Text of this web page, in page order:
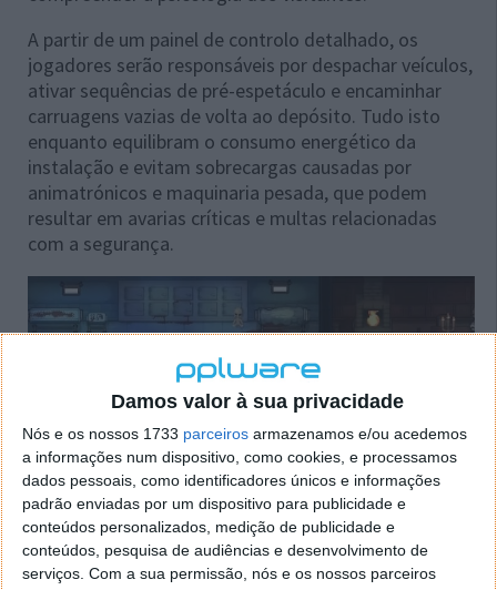
Damos valor à sua privacidade
Nós e os nossos 1733 parceiros armazenamos e/ou acedemos
a informações num dispositivo, como cookies, e processamos
dados pessoais, como identificadores únicos e informações
padrão enviadas por um dispositivo para publicidade e
conteúdos personalizados, medição de publicidade e
conteúdos, pesquisa de audiências e desenvolvimento de
serviços. Com a sua permissão, nós e os nossos parceiros
A partir de um painel de controlo detalhado, os
jogadores serão responsáveis por despachar veículos,
ativar sequências de pré-espetáculo e encaminhar
carruagens vazias de volta ao depósito. Tudo isto
enquanto equilibram o consumo energético da
instalação e evitam sobrecargas causadas por
animatrónicos e maquinaria pesada, que podem
resultar em avarias críticas e multas relacionadas
com a segurança.
Segundo Niels van der Ven, fundador da Japhet